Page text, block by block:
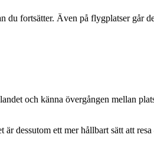
fortsätter. Även på flygplatser går
och känna övergången mellan
dessutom ett mer hållbart sätt att